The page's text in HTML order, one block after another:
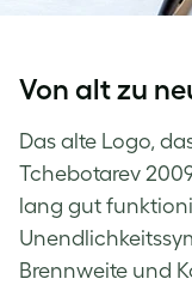
Von alt zu
Das alte Logo,
Tchebotarev
lang gut
Brennweite und